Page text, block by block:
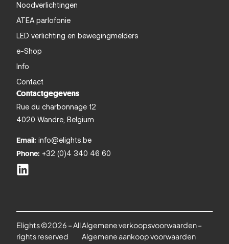
Noodverlichtingen
ATEA parlofonie
LED verlichting en bewegingmelders
e-Shop
Info
Contact
Contactgegevens
Rue du charbonnage 12
4020 Wandre, Belgium
Email: info@elights.be
Phone: +32 (0)4 340 46 60
Elights ©2026 – All
rights reserved
Algemene verkoopsvoorwaarden–
Algemene aankoop voorwaarden